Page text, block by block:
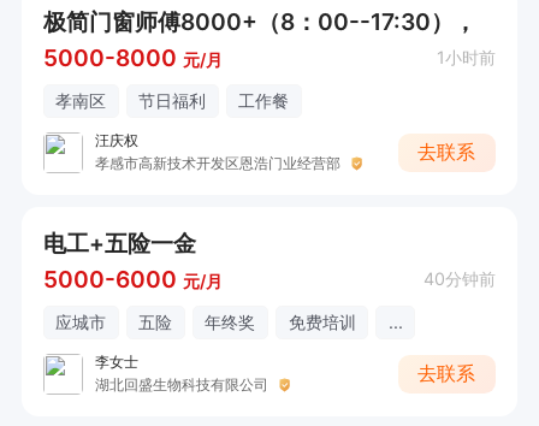
极简门窗师傅8000+（8：00--17:30），
5000-8000 元/月 1小时前
孝南区 节日福利 工作餐
汪庆权
孝感市高新技术开发区恩浩门业经营部
去联系
电工+五险一金
5000-6000 元/月 40分钟前
应城市 五险 年终奖 免费培训 ...
李女士
湖北回盛生物科技有限公司
去联系